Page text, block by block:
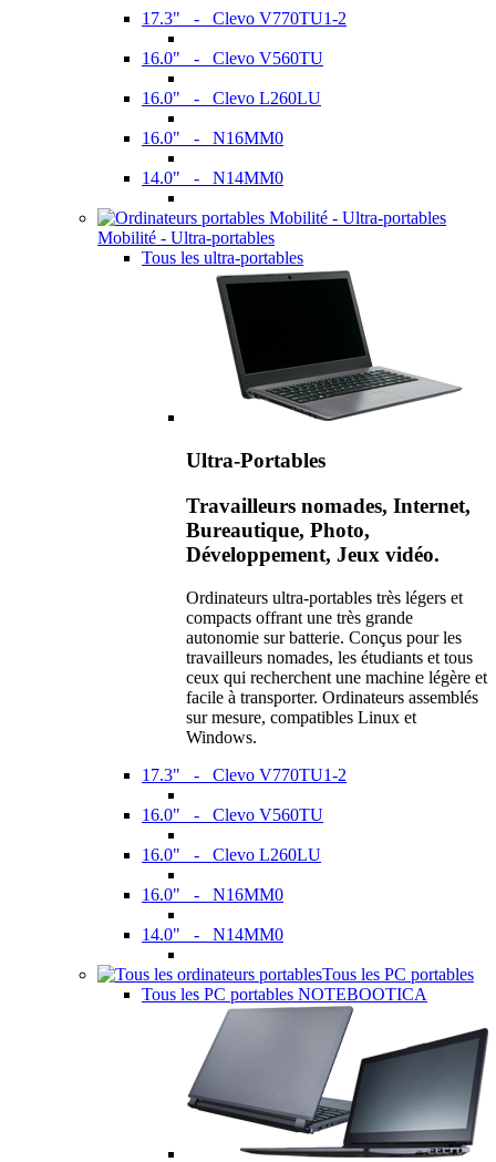
17.3" - Clevo V770TU1-2
16.0" - Clevo V560TU
16.0" - Clevo L260LU
16.0" - N16MM0
14.0" - N14MM0
Mobilité - Ultra-portables
Tous les ultra-portables
Ultra-Portables
Travailleurs nomades, Internet,
Bureautique, Photo,
Développement, Jeux vidéo.
Ordinateurs ultra-portables très légers et
compacts offrant une très grande
autonomie sur batterie. Conçus pour les
travailleurs nomades, les étudiants et tous
ceux qui recherchent une machine légère et
facile à transporter. Ordinateurs assemblés
sur mesure, compatibles Linux et
Windows.
17.3" - Clevo V770TU1-2
16.0" - Clevo V560TU
16.0" - Clevo L260LU
16.0" - N16MM0
14.0" - N14MM0
Tous les PC portables
Tous les PC portables NOTEBOOTICA